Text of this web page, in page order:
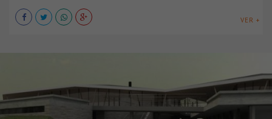
VER +